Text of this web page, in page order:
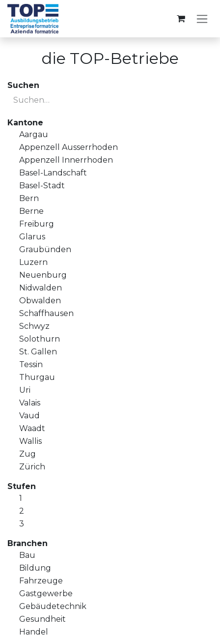
Zum Inhalt springen
die TOP-Betriebe
Suchen
Kantone
Aargau
Appenzell Ausserrhoden
Appenzell Innerrhoden
Basel-Landschaft
Basel-Stadt
Bern
Berne
Freiburg
Glarus
Graubünden
Luzern
Neuenburg
Nidwalden
Obwalden
Schaffhausen
Schwyz
Solothurn
St. Gallen
Tessin
Thurgau
Uri
Valais
Vaud
Waadt
Wallis
Zug
Zürich
Stufen
1
2
3
Branchen
Bau
Bildung
Fahrzeuge
Gastgewerbe
Gebäudetechnik
Gesundheit
Handel